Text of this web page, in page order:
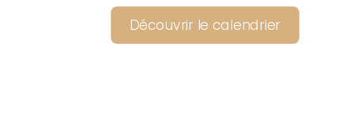
Découvrir le calendrier